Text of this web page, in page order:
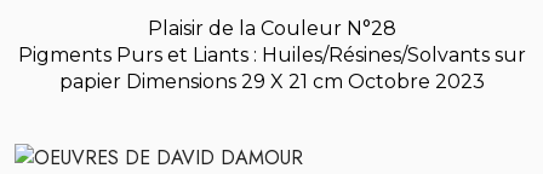
Plaisir de la Couleur N°28
Pigments Purs et Liants : Huiles/Résines/Solvants sur
papier Dimensions 29 X 21 cm Octobre 2023